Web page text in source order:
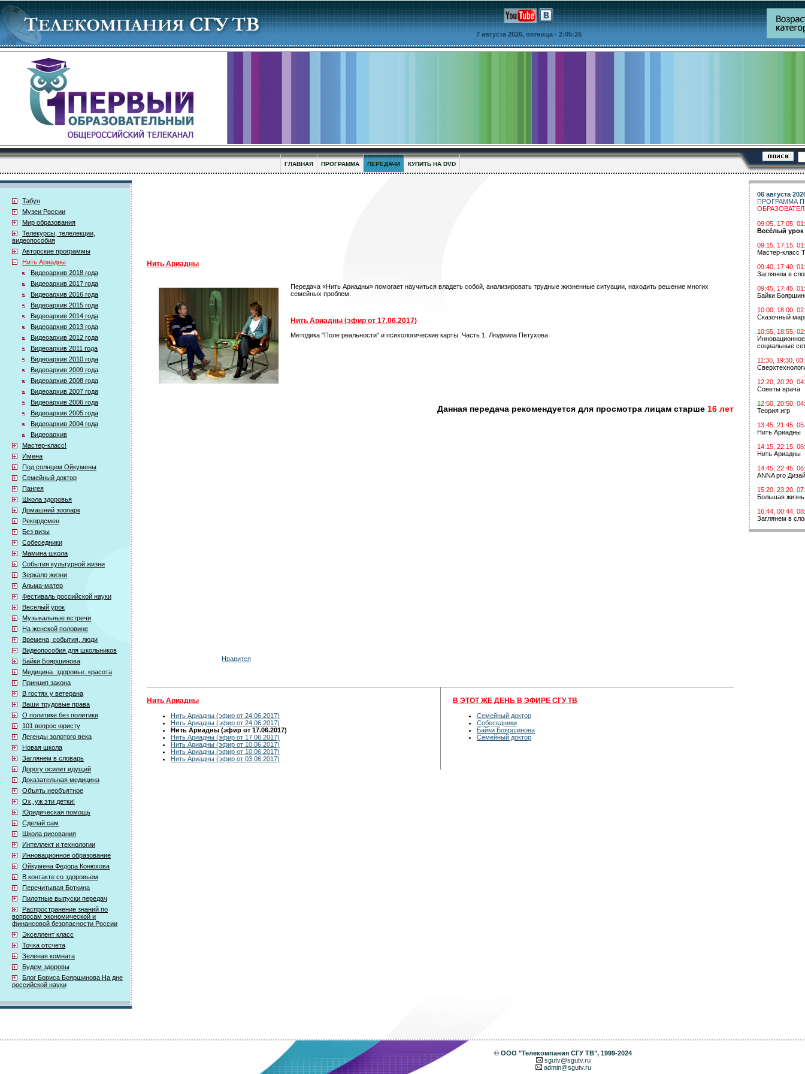
7 августа 2026, пятница - 2:05:26
ГЛАВНАЯ ПРОГРАММА ПЕРЕДАЧИ КУПИТЬ НА DVD
Табун
Музеи России
Мир образования
Телекурсы, телелекции,
видеопособия
Авторские программы
Нить Ариадны
Видеоархив 2018 года
Видеоархив 2017 года
Видеоархив 2016 года
Видеоархив 2015 года
Видеоархив 2014 года
Видеоархив 2013 года
Видеоархив 2012 года
Видеоархив 2011 года
Видеоархив 2010 года
Видеоархив 2009 года
Видеоархив 2008 года
Видеоархив 2007 года
Видеоархив 2006 года
Видеоархив 2005 года
Видеоархив 2004 года
Видеоархив
Мастер-класс!
Имена
Под солнцем Ойкумены
Семейный доктор
Пангея
Школа здоровья
Домашний зоопарк
Рекордсмен
Без визы
Собеседники
Мамина школа
События культурной жизни
Зеркало жизни
Альма-матер
Фестиваль российской науки
Веселый урок
Музыкальные встречи
На женской половине
Времена, события, люди
Видеопособия для школьников
Байки Бояршинова
Медицина. здоровье. красота
Принцип закона
В гостях у ветерана
Ваши трудовые права
О политике без политики
101 вопрос юристу
Легенды золотого века
Новая школа
Заглянем в словарь
Дорогу осилит идущий
Доказательная медицина
Объять необъятное
Ох, уж эти детки!
Юридическая помощь
Сделай сам
Школа рисования
Интеллект и технологии
Инновационное образование
Ойкумена Федора Конюхова
В контакте со здоровьем
Перечитывая Боткина
Пилотные выпуски передач
Распространение знаний по
вопросам экономической и
финансовой безопасности России
Экселлент класс
Точка отсчета
Зеленая комната
Будем здоровы
Блог Бориса Бояршинова На дне
российской науки
Нить Ариадны
Передача «Нить Ариадны» помогает научиться владеть собой, анализировать трудные жизненные ситуации, находить решение многих
семейных проблем.
Нить Ариадны (эфир от 17.06.2017)
Методика "Поле реальности" и психологические карты. Часть 1. Людмила Петухова
Данная передача рекомендуется для просмотра лицам старше 16 лет
Нравится
Нить Ариадны
Нить Ариадны (эфир от 24.06.2017)
Нить Ариадны (эфир от 24.06.2017)
Нить Ариадны (эфир от 17.06.2017)
Нить Ариадны (эфир от 17.06.2017)
Нить Ариадны (эфир от 10.06.2017)
Нить Ариадны (эфир от 10.06.2017)
Нить Ариадны (эфир от 03.06.2017)
В ЭТОТ ЖЕ ДЕНЬ В ЭФИРЕ СГУ ТВ
Семейный доктор
Собеседники
Байки Бояршинова
Семейный доктор
06 августа
ПРОГРАММА
09:05, 17:05,
Весёлый урок
09:15, 17:15,
Мастер-класс
09:40, 17:40,
Заглянем в
09:45, 17:45,
Байки
10:00, 18:00,
Сказочный
10:55, 18:55,
социальные
11:30, 19:30,
12:20, 20:20,
Советы врача
12:50, 20:50,
Теория игр
13:45, 21:45,
Нить Ариадны
14:15, 22:15,
Нить Ариадны
14:45, 22:45,
ANNA pro
15:20, 23:20,
Большая жизнь
16:44, 00:44,
Заглянем в
© ООО "Телекомпания СГУ ТВ", 1999-2024
sgutv@sgutv.ru
admin@sgutv.ru